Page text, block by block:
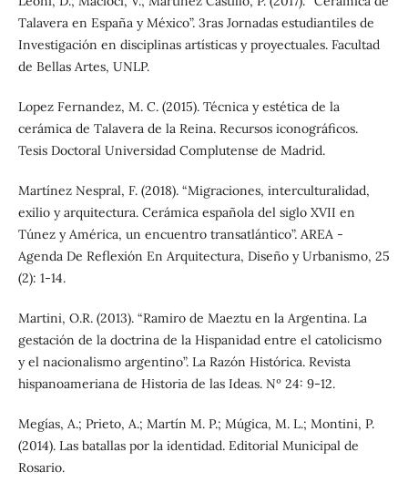
Talavera en España y México”. 3ras Jornadas estudiantiles de
Investigación en disciplinas artísticas y proyectuales. Facultad
de Bellas Artes, UNLP.
Lopez Fernandez, M. C. (2015). Técnica y estética de la
cerámica de Talavera de la Reina. Recursos iconográficos.
Tesis Doctoral Universidad Complutense de Madrid.
Martínez Nespral, F. (2018). “Migraciones, interculturalidad,
exilio y arquitectura. Cerámica española del siglo XVII en
Túnez y América, un encuentro transatlántico”. AREA -
Agenda De Reflexión En Arquitectura, Diseño y Urbanismo, 25
(2): 1-14.
Martini, O.R. (2013). “Ramiro de Maeztu en la Argentina. La
gestación de la doctrina de la Hispanidad entre el catolicismo
y el nacionalismo argentino”. La Razón Histórica. Revista
hispanoameriana de Historia de las Ideas. Nº 24: 9-12.
Megías, A.; Prieto, A.; Martín M. P.; Múgica, M. L.; Montini, P.
(2014). Las batallas por la identidad. Editorial Municipal de
Rosario.